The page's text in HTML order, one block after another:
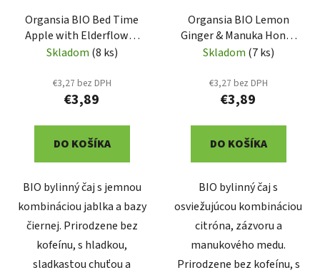
Organsia BIO Bed Time
Apple with Elderflower
prebal 18x1,5g (3006)
Skladom (8 ks)
€3,27 bez DPH
€3,89
DO KOŠÍKA
BIO bylinný čaj s jemnou
kombináciou jablka a bazy
čiernej. Prirodzene bez
kofeínu, s hladkou,
sladkastou chuťou a
Organsia BIO Lemon
Ginger & Manuka Honey
prebal 18x1,8g (3005)
Skladom (7 ks)
€3,27 bez DPH
€3,89
DO KOŠÍKA
BIO bylinný čaj s
osviežujúcou kombináciou
citróna, zázvoru a
manukového medu.
Prirodzene bez kofeínu, s